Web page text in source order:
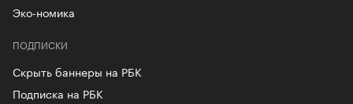
Эко-номика
ПОДПИСКИ
Скрыть баннеры на РБК
Подписка на РБК